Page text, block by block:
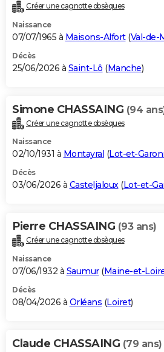
Créer une cagnotte obsèques
Naissance
07/07/1965 à Maisons-Alfort(Val-de-
Décès
25/06/2026 à Saint-Lô (Manche)
Simone CHASSAING (94
Créer une cagnotte obsèques
Naissance
02/10/1931 à Montayral (Lot-et-
Décès
03/06/2026 à Casteljaloux(Lot-et-
Pierre CHASSAING (93 ans)
Créer une cagnotte obsèques
Naissance
07/06/1932 à Saumur(Maine-et-
Décès
08/04/2026 à Orléans (Loiret)
Claude CHASSAING (79 ans)